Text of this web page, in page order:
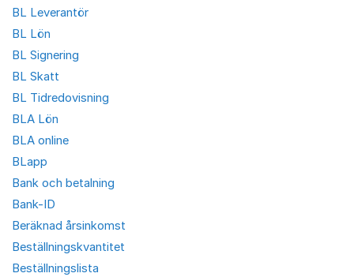
BL Leverantör
BL Lön
BL Signering
BL Skatt
BL Tidredovisning
BLA Lön
BLA online
BLapp
Bank och betalning
Bank-ID
Beräknad årsinkomst
Beställningskvantitet
Beställningslista